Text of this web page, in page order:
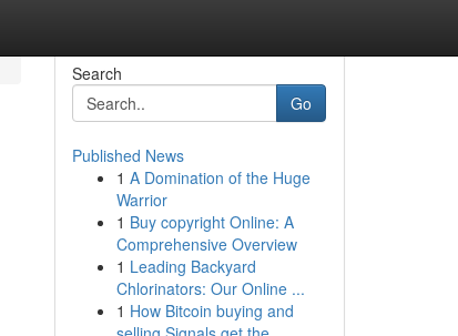
Search
Go
Published News
1 A Domination of the Huge
Warrior
1 Buy copyright Online: A
Comprehensive Overview
1 Leading Backyard
Chlorinators: Our Online ...
1 How Bitcoin buying and